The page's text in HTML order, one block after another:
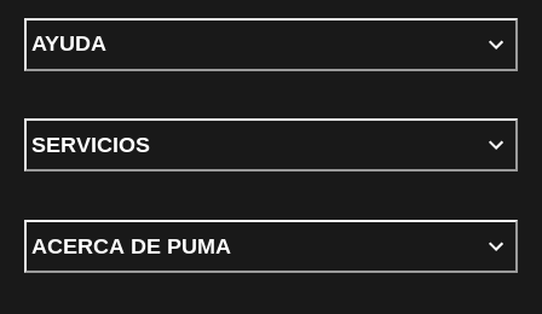
AYUDA
SERVICIOS
ACERCA DE PUMA